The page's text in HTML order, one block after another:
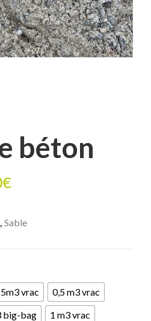
béton
€Plage
prix :
à
90.00€
, Sable
vrac
0,5 m3 vrac
big-bag 1 m3 vrac